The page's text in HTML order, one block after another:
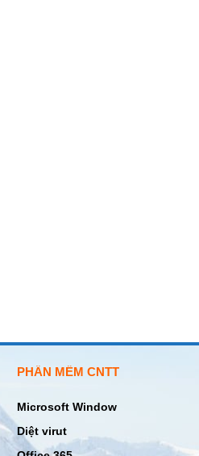
PHẦN MỀM CNTT
Microsoft Window
Diệt virut